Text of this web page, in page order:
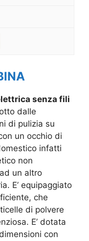
senza fili
dalle
di pulizia su
un occhio di
infatti
non
un altro
E’ equipaggiato
che
di polvere
E’ dotata
con